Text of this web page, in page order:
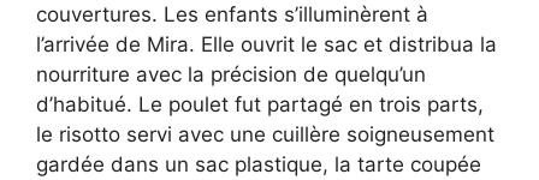
couvertures. Les enfants s’illuminèrent à
l’arrivée de Mira. Elle ouvrit le sac et distribua la
nourriture avec la précision de quelqu’un
d’habitué. Le poulet fut partagé en trois parts,
le risotto servi avec une cuillère soigneusement
gardée dans un sac plastique, la tarte coupée